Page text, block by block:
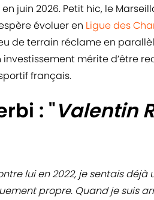
juin 2026. Petit hic, le
évoluer en Ligue des
de terrain réclame en
mérite d’être
français.
: "Valentin
lui en 2022, je sentais déjà
propre. Quand je suis